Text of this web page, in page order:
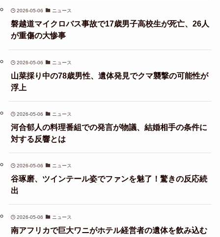
2026-05-06 ニュース
磐越道マイクロバス事故で17歳男子高校生が死亡、26人
が重傷の大惨事
2026-05-06 ニュース
山菜採り中の78歳男性、遺体発見でクマ襲撃の可能性が
浮上
2026-05-06 ニュース
河合郁人の料理番組での発言が物議、結婚相手の条件に
対する反響とは
2026-05-06 ニュース
谷琢磨、ツインテール姿でファンを魅了！驚きの反応続
出
2026-05-06 ニュース
南アフリカで巨大ワニがホテル経営者の遺体を飲み込む